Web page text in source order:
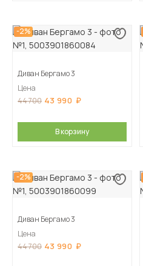
-2%
Диван Бергамо 3
Цена
44 700 43 990
В корзину
-2%
Диван Бергамо 3
Цена
44 700 43 990